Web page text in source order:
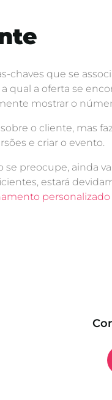
chaves que se
qual a oferta se
mostrar o
o cliente, mas
e criar o evento.
se preocupe, ainda
estará
personalizado